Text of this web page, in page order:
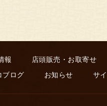
報 店頭販売・お取寄せ
ブログ お知らせ サ